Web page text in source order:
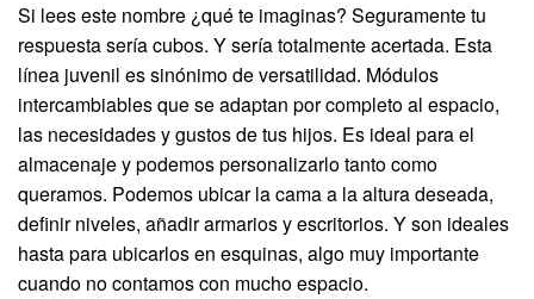
Si lees este nombre ¿qué te imaginas? Seguramente tu
respuesta sería cubos. Y sería totalmente acertada. Esta
línea juvenil es sinónimo de versatilidad. Módulos
intercambiables que se adaptan por completo al espacio,
las necesidades y gustos de tus hijos. Es ideal para el
almacenaje y podemos personalizarlo tanto como
queramos. Podemos ubicar la cama a la altura deseada,
definir niveles, añadir armarios y escritorios. Y son ideales
hasta para ubicarlos en esquinas, algo muy importante
cuando no contamos con mucho espacio.